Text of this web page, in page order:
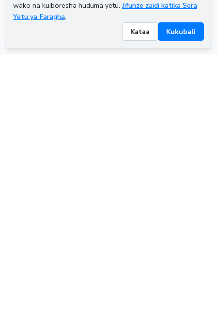
wako na kuiboresha huduma yetu. Jifunze zaidi katika Sera
Yetu ya Faragha.
Kataa
Kukubali